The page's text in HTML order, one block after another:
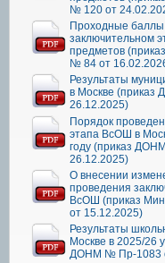
№ 120 от
Проходные баллы
заключительном
предметов
№ 84 от
Результаты
в Москве
26.12.2025)
Порядок
этапа ВсОШ в
году (приказ
26.12.2025)
О внесении
проведения
ВсОШ (приказ
от 15.12.2025)
Результаты
Москве в 2025/26
ДОНМ № Пр-1083